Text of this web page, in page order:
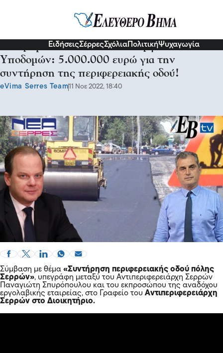
ΕιδήσειςΣέρρεςΣχόλια ΠολιτικήΨυχαγωγία
Με χρηματοδότηση του Υπουργείου
Υποδομών: 5.000.000 ευρώ για την
συντήρηση της περιφερειακής οδού!
eVima Serres Team11 Νοε 2022, 18:40
Σύμβαση με θέμα «Συντήρηση περιφερειακής οδού πόλης
Σερρών», υπεγράφη μεταξύ του Αντιπεριφερειάρχη Σερρών
Παναγιώτη Σπυρόπουλου και του εκπροσώπου της αναδόχου
εργολαβικής εταιρείας, στο Γραφείο του Αντιπεριφερειάρχη
Σερρών στο Διοικητήριο.